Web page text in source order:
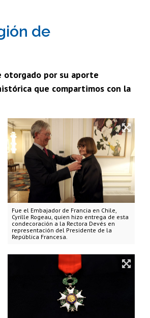
de
otorgado por su aporte
que compartimos con la
Fue el Embajador de Francia en Chile,
Cyrille Rogeau, quien hizo entrega de esta
condecoración a la Rectora Devés en
representación del Presidente de la
República Francesa.